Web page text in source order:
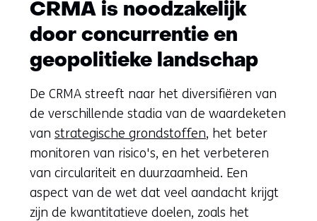
CRMA is noodzakelijk
door concurrentie en
geopolitieke landschap
De CRMA streeft naar het diversifiëren van
de verschillende stadia van de waardeketen
van strategische grondstoffen, het beter
monitoren van risico's, en het verbeteren
van circulariteit en duurzaamheid. Een
aspect van de wet dat veel aandacht krijgt
zijn de kwantitatieve doelen, zoals het